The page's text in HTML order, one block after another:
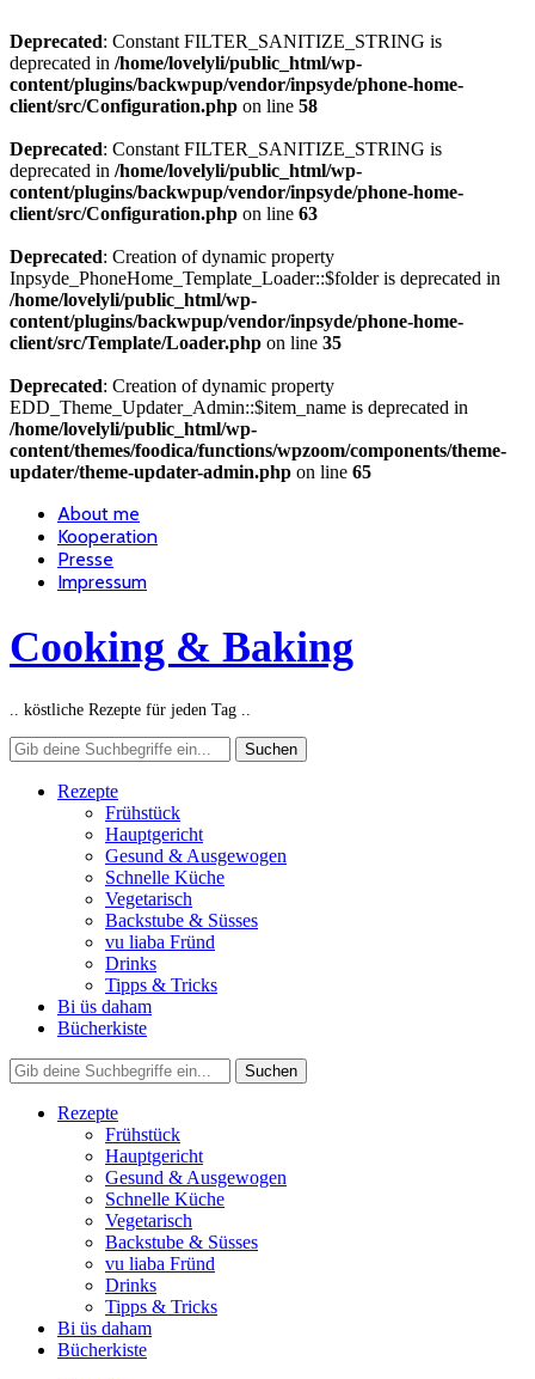
Deprecated: Constant FILTER_SANITIZE_STRING is
deprecated in /home/lovelyli/public_html/wp-
content/plugins/backwpup/vendor/inpsyde/phone-home-
client/src/Configuration.php on line 58
Deprecated: Constant FILTER_SANITIZE_STRING is
deprecated in /home/lovelyli/public_html/wp-
content/plugins/backwpup/vendor/inpsyde/phone-home-
client/src/Configuration.php on line 63
Deprecated: Creation of dynamic property
Inpsyde_PhoneHome_Template_Loader::$folder is deprecated in
/home/lovelyli/public_html/wp-
content/plugins/backwpup/vendor/inpsyde/phone-home-
client/src/Template/Loader.php on line 35
Deprecated: Creation of dynamic property
EDD_Theme_Updater_Admin::$item_name is deprecated in
/home/lovelyli/public_html/wp-
content/themes/foodica/functions/wpzoom/components/theme-
updater/theme-updater-admin.php on line 65
About me
Kooperation
Presse
Impressum
Cooking & Baking
.. köstliche Rezepte für jeden Tag ..
Rezepte
Frühstück
Hauptgericht
Gesund & Ausgewogen
Schnelle Küche
Vegetarisch
Backstube & Süsses
vu liaba Fründ
Drinks
Tipps & Tricks
Bi üs daham
Bücherkiste
Rezepte
Frühstück
Hauptgericht
Gesund & Ausgewogen
Schnelle Küche
Vegetarisch
Backstube & Süsses
vu liaba Fründ
Drinks
Tipps & Tricks
Bi üs daham
Bücherkiste